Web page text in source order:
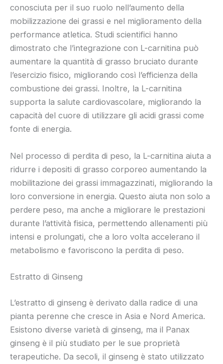
conosciuta per il suo ruolo nell’aumento della
mobilizzazione dei grassi e nel miglioramento della
performance atletica. Studi scientifici hanno
dimostrato che l’integrazione con L-carnitina può
aumentare la quantità di grasso bruciato durante
l’esercizio fisico, migliorando così l’efficienza della
combustione dei grassi. Inoltre, la L-carnitina
supporta la salute cardiovascolare, migliorando la
capacità del cuore di utilizzare gli acidi grassi come
fonte di energia.
Nel processo di perdita di peso, la L-carnitina aiuta a
ridurre i depositi di grasso corporeo aumentando la
mobilitazione dei grassi immagazzinati, migliorando la
loro conversione in energia. Questo aiuta non solo a
perdere peso, ma anche a migliorare le prestazioni
durante l’attività fisica, permettendo allenamenti più
intensi e prolungati, che a loro volta accelerano il
metabolismo e favoriscono la perdita di peso.
Estratto di Ginseng
L’estratto di ginseng è derivato dalla radice di una
pianta perenne che cresce in Asia e Nord America.
Esistono diverse varietà di ginseng, ma il Panax
ginseng è il più studiato per le sue proprietà
terapeutiche. Da secoli, il ginseng è stato utilizzato